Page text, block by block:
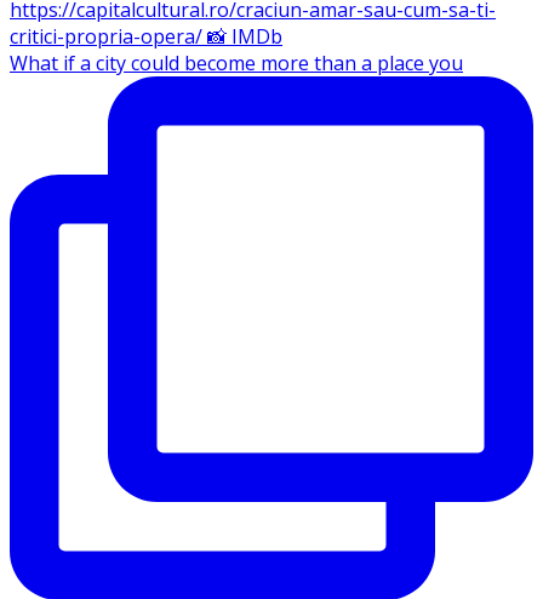
What if a city could become more than a place you